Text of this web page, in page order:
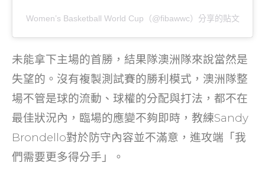
Women’s Basketball World Cup（@fibawwc）分享的貼文
未能拿下主場的首勝，結果隊澳洲隊來說當然是
失望的。沒有複製測試賽的勝利模式，澳洲隊整
場不管是球的流動、球權的分配與打法，都不在
最佳狀況內，臨場的應變不夠即時，教練Sandy
Brondello對於防守內容並不滿意，進攻端「我
們需要更多得分手」。